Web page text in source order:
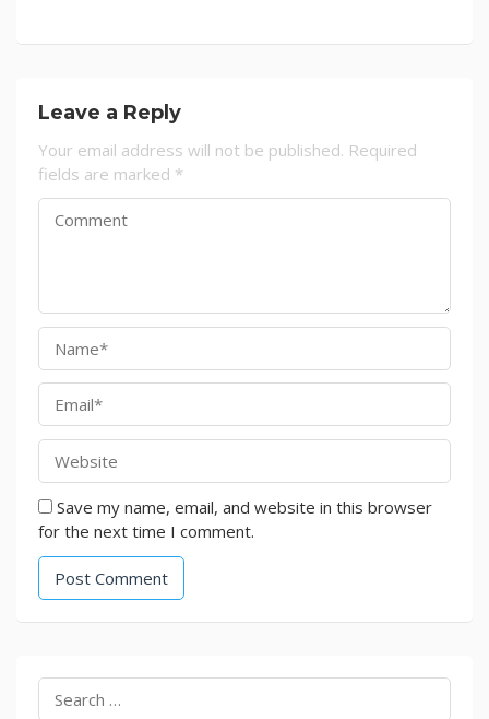
Leave a Reply
Your email address will not be published. Required
fields are marked *
Save my name, email, and website in this browser
for the next time I comment.
Search
for: